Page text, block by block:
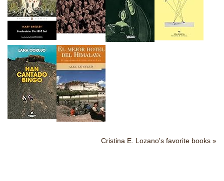
Cristina E. Lozano's favorite books »